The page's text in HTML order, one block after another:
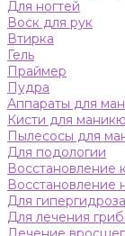
Для ногтей
Воск для рук
Втирка
Гель
Праймер
Пудра
Аппараты для
Кисти для
Пылесосы для
Для подологии
Восстановление
Восстановление
Для гипергидроза
Для лечения